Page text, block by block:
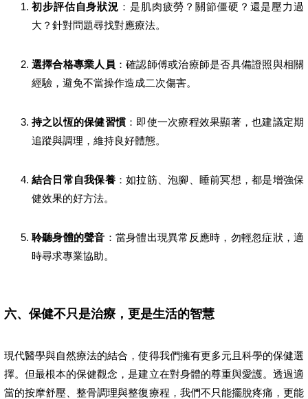
初步評估自身狀況 ：是肌肉疲勞？關節僵硬？還是壓力過
大？針對問題尋找對應療法。
選擇合格專業人員 ：確認師傅或治療師是否具備證照與相關
經驗，避免不當操作造成二次傷害。
持之以恆的保健習慣 ：即使一次療程效果顯著，也建議定期
追蹤與調理，維持良好體態。
結合日常自我保養：如拉筋、泡腳、睡前冥想，都是增強保
健效果的好方法。
聆聽身體的聲音 ：當身體出現異常反應時，勿輕忽症狀，適
時尋求專業協助。
六、保健不只是治療，更是生活的智慧
現代醫學與自然療法的結合，使得我們擁有更多元且科學的保健選
擇。但最根本的保健觀念，是建立在對身體的尊重與愛護。透過適
當的按摩舒壓、整骨調理與整復療程，我們不只能擺脫疼痛，更能